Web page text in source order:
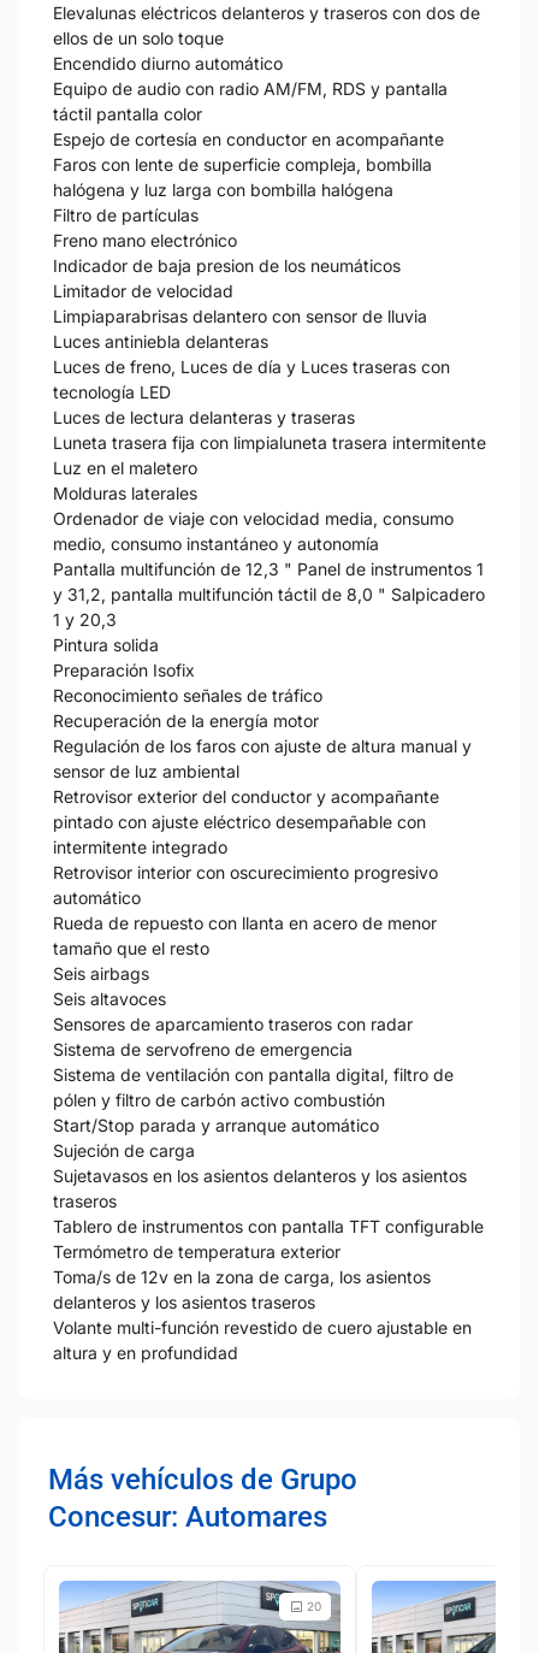
Elevalunas eléctricos delanteros y traseros con dos de
ellos de un solo toque
Encendido diurno automático
Equipo de audio con radio AM/FM, RDS y pantalla
táctil pantalla color
Espejo de cortesía en conductor en acompañante
Faros con lente de superficie compleja, bombilla
halógena y luz larga con bombilla halógena
Filtro de partículas
Freno mano electrónico
Indicador de baja presion de los neumáticos
Limitador de velocidad
Limpiaparabrisas delantero con sensor de lluvia
Luces antiniebla delanteras
Luces de freno, Luces de día y Luces traseras con
tecnología LED
Luces de lectura delanteras y traseras
Luneta trasera fija con limpialuneta trasera intermitente
Luz en el maletero
Molduras laterales
Ordenador de viaje con velocidad media, consumo
medio, consumo instantáneo y autonomía
Pantalla multifunción de 12,3 " Panel de instrumentos 1
y 31,2, pantalla multifunción táctil de 8,0 " Salpicadero
1 y 20,3
Pintura solida
Preparación Isofix
Reconocimiento señales de tráfico
Recuperación de la energía motor
Regulación de los faros con ajuste de altura manual y
sensor de luz ambiental
Retrovisor exterior del conductor y acompañante
pintado con ajuste eléctrico desempañable con
intermitente integrado
Retrovisor interior con oscurecimiento progresivo
automático
Rueda de repuesto con llanta en acero de menor
tamaño que el resto
Seis airbags
Seis altavoces
Sensores de aparcamiento traseros con radar
Sistema de servofreno de emergencia
Sistema de ventilación con pantalla digital, filtro de
pólen y filtro de carbón activo combustión
Start/Stop parada y arranque automático
Sujeción de carga
Sujetavasos en los asientos delanteros y los asientos
traseros
Tablero de instrumentos con pantalla TFT configurable
Termómetro de temperatura exterior
Toma/s de 12v en la zona de carga, los asientos
delanteros y los asientos traseros
Volante multi-función revestido de cuero ajustable en
altura y en profundidad
Más vehículos de Grupo
Concesur: Automares
20